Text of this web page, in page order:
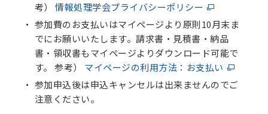
考）情報処理学会プライバシーポリシー
参加費のお支払いはマイページより原則10月末ま
でにお願いいたします。請求書・見積書・納品
書・領収書もマイページよりダウンロード可能で
す。 参考） マイページの利用方法：お支払い
参加申込後は申込キャンセルは出来ませんのでご
注意ください。